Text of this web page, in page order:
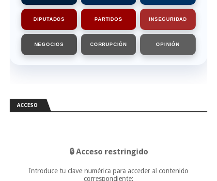
DIPUTADOS PARTIDOS INSEGURIDAD
NEGOCIOS CORRUPCIÓN OPINIÓN
ACCESO
🔒 Acceso restringido
Introduce tu clave numérica para acceder al contenido
correspondiente: